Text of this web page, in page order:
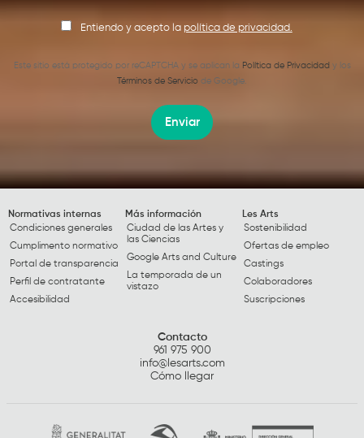
Entiendo y acepto la política de privacidad.
Este sitio está protegido por reCAPTCHA y se aplican la Política de Privacidad y los
Términos de Servicio de Google.
Enviar
Normativas internas
Condiciones generales
Cumplimento normativo
Portal de transparencia
Perfil de contratante
Accesibilidad
Más información
Ciudad de las Artes y
las Ciencias
Google Arts and Culture
La temporada de un
vistazo
Les Arts
Sostenibilidad
Ofertas de empleo
Castings
Colaboradores
Suscripciones
Contacto
961 975 900
info@lesarts.com
Cómo llegar